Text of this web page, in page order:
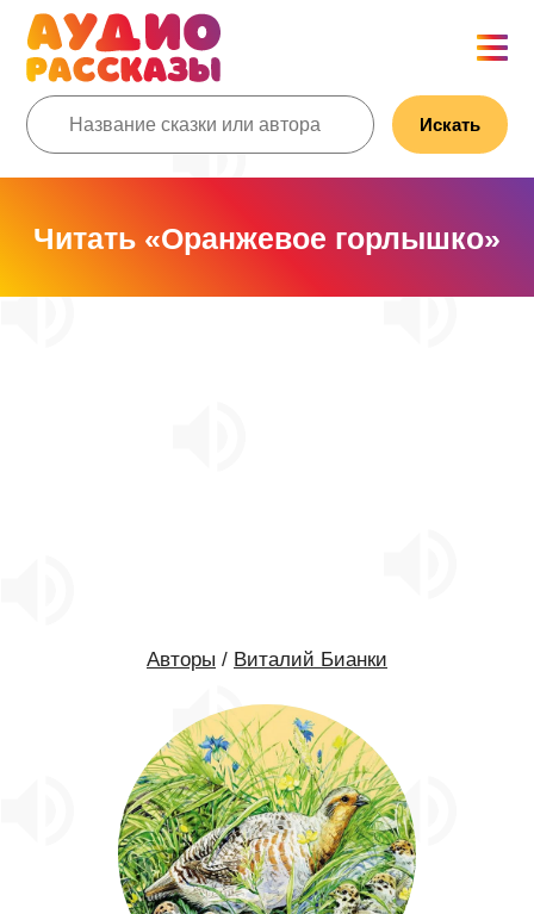
Искать
Читать «Оранжевое горлышко»
Авторы / Виталий Бианки